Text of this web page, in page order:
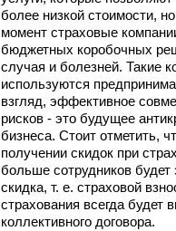
более низкой стоимости,
момент страховые
бюджетных коробочных
случая и болезней. Такие
используются
взгляд, эффективное
рисков - это будущее
бизнеса. Стоит отметить,
получении скидок при
больше сотрудников будет
скидка, т. е. страховой
страхования всегда будет
коллективного договора.